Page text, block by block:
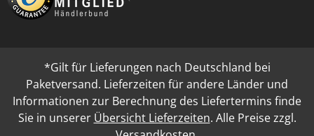
*Gilt für Lieferungen nach Deutschland bei
Paketversand. Lieferzeiten für andere Länder und
Informationen zur Berechnung des Liefertermins finde
Sie in unserer Übersicht Lieferzeiten. Alle Preise zzgl.